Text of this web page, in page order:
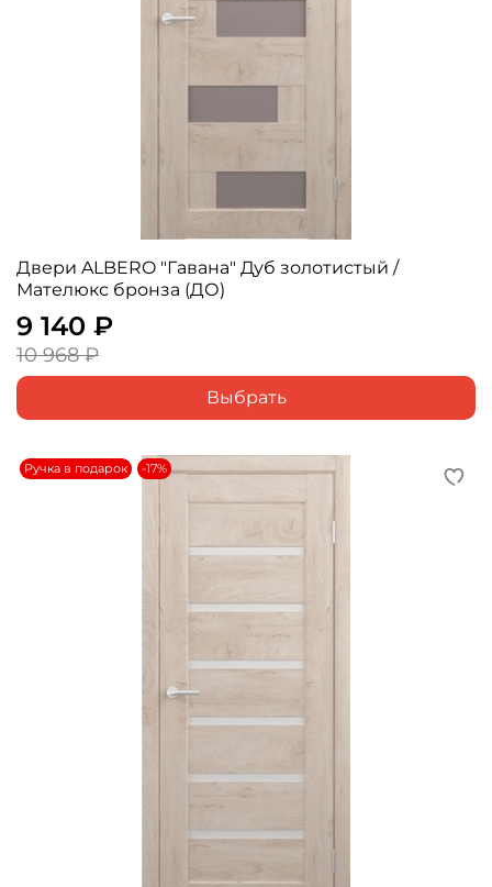
Двери ALBERO "Гавана" Дуб золотистый /
Мателюкс бронза (ДО)
9 140 ₽
10 968 ₽
Выбрать
Ручка в подарок -17%